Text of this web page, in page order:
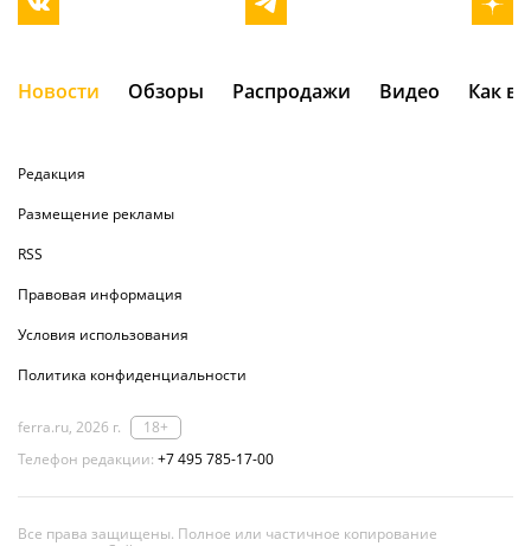
Новости Обзоры Распродажи Видео Как
Редакция
Размещение рекламы
RSS
Правовая информация
Условия использования
Политика конфиденциальности
ferra.ru, 2026 г.
18+
Телефон редакции: +7 495 785-17-00
Все права защищены. Полное или частичное копирование